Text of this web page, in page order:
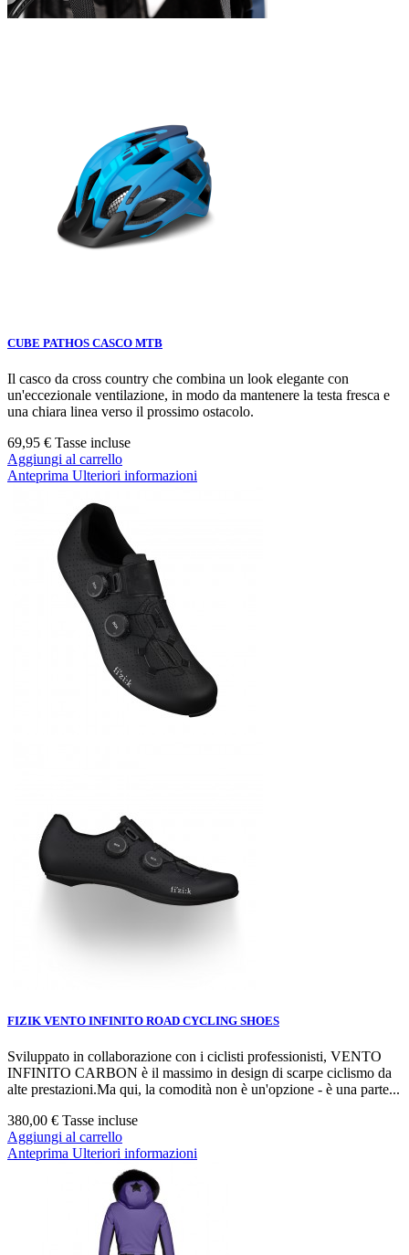
CUBE PATHOS CASCO MTB
Il casco da cross country che combina un look elegante con
un'eccezionale ventilazione, in modo da mantenere la testa fresca e
una chiara linea verso il prossimo ostacolo.
69,95 € Tasse incluse
Aggiungi al carrello
Anteprima Ulteriori informazioni
FIZIK VENTO INFINITO ROAD CYCLING SHOES
Sviluppato in collaborazione con i ciclisti professionisti, VENTO
INFINITO CARBON è il massimo in design di scarpe ciclismo da
alte prestazioni.Ma qui, la comodità non è un'opzione - è una parte...
380,00 € Tasse incluse
Aggiungi al carrello
Anteprima Ulteriori informazioni